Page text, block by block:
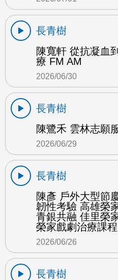
長青樹
陳寬軒 從抗凝血
療 FM AM
2026/06/30
長青樹
陳鷺禾 雲林志願
2026/06/29
長青樹
陳彥 戶外大型節
韌性考驗 高雄榮
青銀共融 佳里榮
榮家戲劇治療課
2026/06/26
長青樹